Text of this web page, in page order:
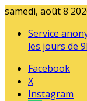
samedi, août 8
Service
les jours de
Facebook
X
Instagram